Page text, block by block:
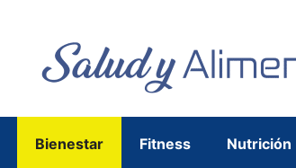
Bienestar Fitness Nutrición